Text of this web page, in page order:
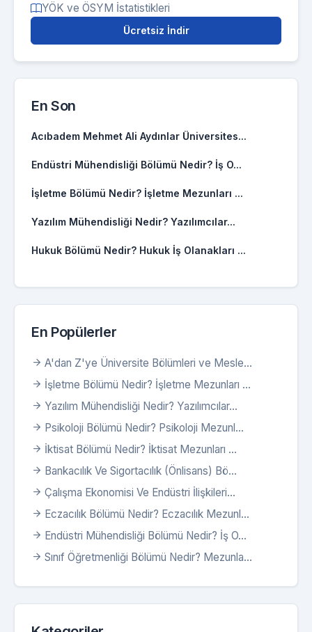
YÖK ve ÖSYM İstatistikleri
Ücretsiz İndir
En Son
Acıbadem Mehmet Ali Aydınlar Üniversites...
Endüstri Mühendisliği Bölümü Nedir? İş O...
İşletme Bölümü Nedir? İşletme Mezunları ...
Yazılım Mühendisliği Nedir? Yazılımcılar...
Hukuk Bölümü Nedir? Hukuk İş Olanakları ...
En Popülerler
A'dan Z'ye Üniversite Bölümleri ve Mesle...
İşletme Bölümü Nedir? İşletme Mezunları ...
Yazılım Mühendisliği Nedir? Yazılımcılar...
Psikoloji Bölümü Nedir? Psikoloji Mezunl...
İktisat Bölümü Nedir? İktisat Mezunları ...
Bankacılık Ve Sigortacılık (Önlisans) Bö...
Çalışma Ekonomisi Ve Endüstri İlişkileri...
Eczacılık Bölümü Nedir? Eczacılık Mezunl...
Endüstri Mühendisliği Bölümü Nedir? İş O...
Sınıf Öğretmenliği Bölümü Nedir? Mezunla...